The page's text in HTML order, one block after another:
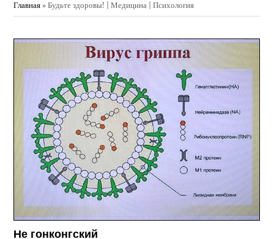
Главная »Будьте здоровы! | Медицина | Психология
Не гонконгский